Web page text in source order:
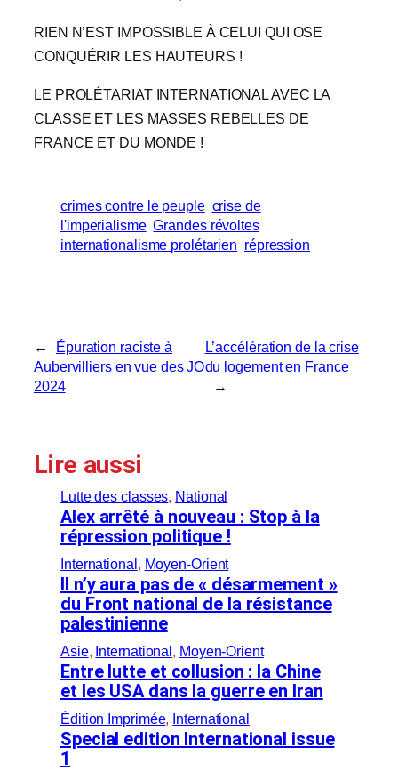
RIEN N’EST IMPOSSIBLE À CELUI QUI OSE
CONQUÉRIR LES HAUTEURS !
LE PROLÉTARIAT INTERNATIONAL AVEC LA
CLASSE ET LES MASSES REBELLES DE
FRANCE ET DU MONDE !
crimes contre le peuple crise de
l'imperialisme Grandes révoltes
internationalisme prolétarien répression
←
Épuration raciste à
Aubervilliers en vue des JO
2024
L’accélération de la crise
du logement en France
→
Lire aussi
Lutte des classes, National
Alex arrêté à nouveau : Stop à la
répression politique !
International , Moyen-Orient
Il n’y aura pas de « désarmement »
du Front national de la résistance
palestinienne
Asie, International , Moyen-Orient
Entre lutte et collusion : la Chine
et les USA dans la guerre en Iran
Édition Imprimée, International
Special edition International issue
1